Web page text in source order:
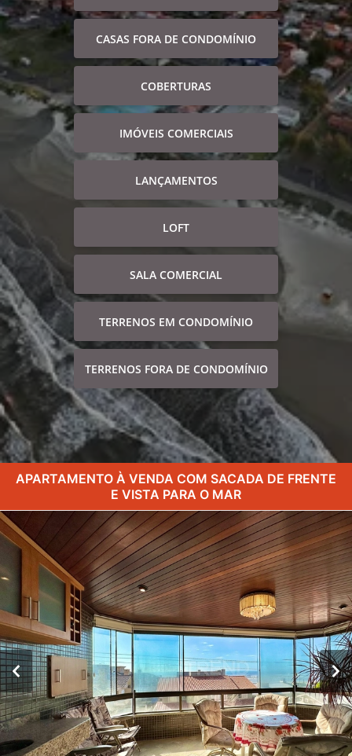
CASAS FORA DE CONDOMÍNIO
COBERTURAS
IMÓVEIS COMERCIAIS
LANÇAMENTOS
LOFT
SALA COMERCIAL
TERRENOS EM CONDOMÍNIO
TERRENOS FORA DE CONDOMÍNIO
APARTAMENTO À VENDA COM SACADA DE FRENTE
E VISTA PARA O MAR